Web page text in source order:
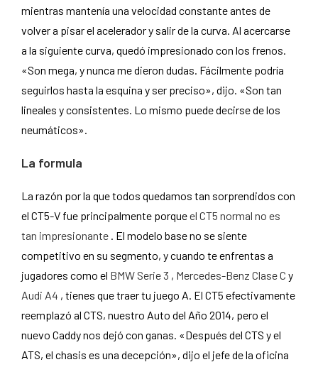
mientras mantenía una velocidad constante antes de
volver a pisar el acelerador y salir de la curva. Al acercarse
a la siguiente curva, quedó impresionado con los frenos.
«Son mega, y nunca me dieron dudas. Fácilmente podría
seguirlos hasta la esquina y ser preciso», dijo. «Son tan
lineales y consistentes. Lo mismo puede decirse de los
neumáticos».
La formula
La razón por la que todos quedamos tan sorprendidos con
el CT5-V fue principalmente porqueel CT5 normal no es
tan impresionante . El modelo base no se siente
competitivo en su segmento, y cuando te enfrentas a
jugadores como el BMW Serie 3 , Mercedes-Benz Clase C y
Audi A4 , tienes que traer tu juego A. El CT5 efectivamente
reemplazó al CTS, nuestro Auto del Año 2014, pero el
nuevo Caddy nos dejó con ganas. «Después del CTS y el
ATS, el chasis es una decepción», dijo el jefe de la oficina